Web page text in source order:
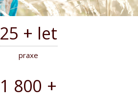
25 + let
praxe
1 800 +